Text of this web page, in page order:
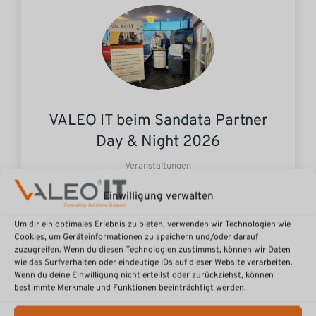
Einwilligung verwalten
Um dir ein optimales Erlebnis zu bieten, verwenden wir Technologien wie
Cookies, um Geräteinformationen zu speichern und/oder darauf
zuzugreifen. Wenn du diesen Technologien zustimmst, können wir Daten
wie das Surfverhalten oder eindeutige IDs auf dieser Website verarbeiten.
Wenn du deine Einwilligung nicht erteilst oder zurückziehst, können
bestimmte Merkmale und Funktionen beeinträchtigt werden.
VALEO IT beim Sandata Partner
Day & Night 2026
Veranstaltungen